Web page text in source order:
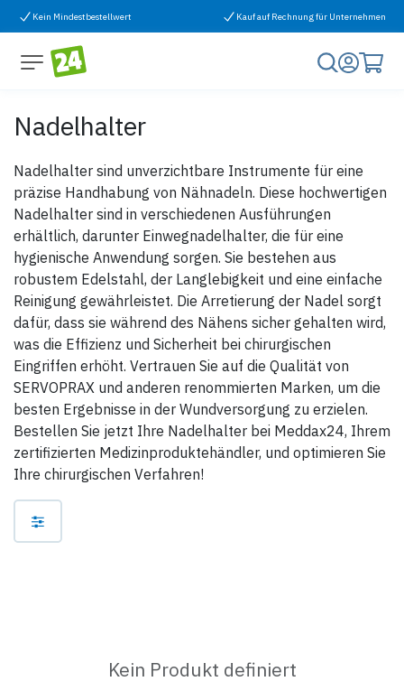
Zum Inhalt springen
Kein Mindestbestellwert Kauf auf Rechnung für Unternehmen
Nadelhalter
Nadelhalter sind unverzichtbare Instrumente für eine
präzise Handhabung von Nähnadeln. Diese hochwertigen
Nadelhalter sind in verschiedenen Ausführungen
erhältlich, darunter Einwegnadelhalter, die für eine
hygienische Anwendung sorgen. Sie bestehen aus
robustem Edelstahl, der Langlebigkeit und eine einfache
Reinigung gewährleistet. Die Arretierung der Nadel sorgt
dafür, dass sie während des Nähens sicher gehalten wird,
was die Effizienz und Sicherheit bei chirurgischen
Eingriffen erhöht. Vertrauen Sie auf die Qualität von
SERVOPRAX und anderen renommierten Marken, um die
besten Ergebnisse in der Wundversorgung zu erzielen.
Bestellen Sie jetzt Ihre Nadelhalter bei Meddax24, Ihrem
zertifizierten Medizinproduktehändler, und optimieren Sie
Ihre chirurgischen Verfahren!
Kein Produkt definiert